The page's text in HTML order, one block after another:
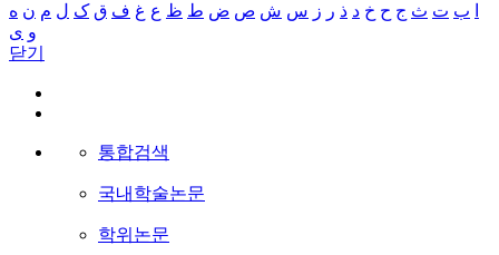
ب ت ث ج ح خ د ذ ر ز س ش ص ض ط ظ ع غ ف ق ک ل م ن ه
و ی
닫기
통합검색
국내학술논문
학위논문